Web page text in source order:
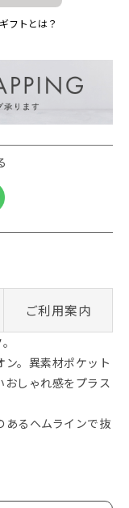
フトとは？
ご利用案内
。異素材ポケット
しゃれ感をプラス
あるヘムラインで抜